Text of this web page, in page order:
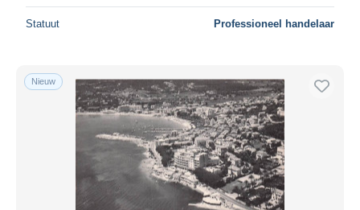
Statuut Professioneel handelaar
Nieuw